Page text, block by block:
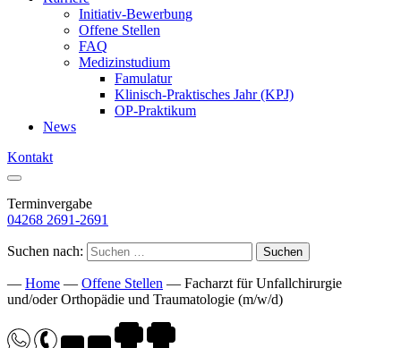
Initiativ-Bewerbung
Offene Stellen
FAQ
Medizinstudium
Famulatur
Klinisch-Praktisches Jahr (KPJ)
OP-Praktikum
News
Kontakt
Terminvergabe
04268 2691-2691
Suchen nach:
— Home — Offene Stellen — Facharzt für Unfallchirurgie
und/oder Orthopädie und Traumatologie (m/w/d)